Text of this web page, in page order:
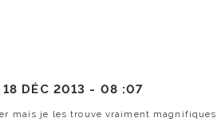
18 DÉC 2013 - 08 :07
mais je les trouve vraiment magnifiques